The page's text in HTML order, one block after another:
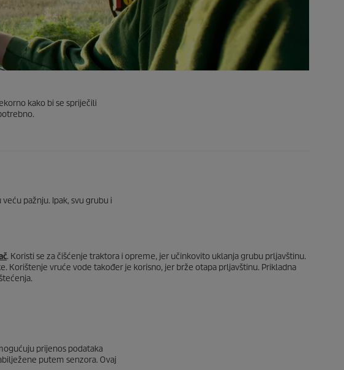
kako bi se spriječili
pažnju. Ipak, svu grubu i
. Koristi se za čišćenje traktora i opreme, jer učinkovito uklanja grubu prljavštinu.
Korištenje vruće vode također je korisno, jer brže otapa prljavštinu. Prikladna
prijenos podataka
putem senzora. Ovaj